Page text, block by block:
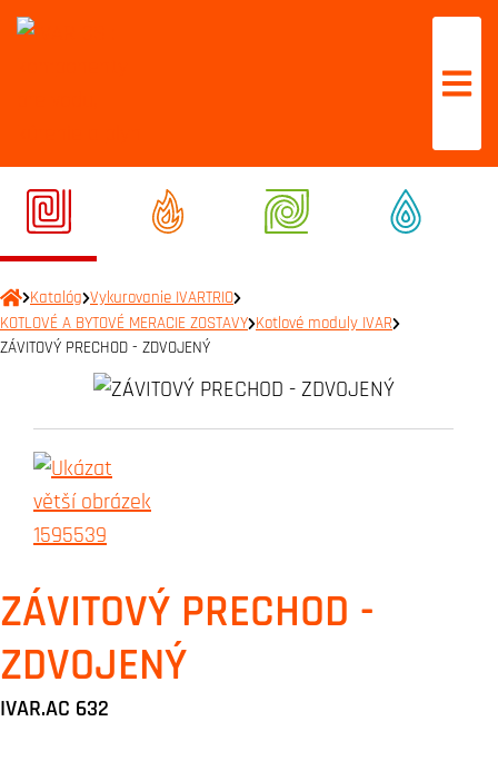
Katalóg Vykurovanie IVARTRIO
KOTLOVÉ A BYTOVÉ MERACIE ZOSTAVY Kotlové moduly IVAR
ZÁVITOVÝ PRECHOD - ZDVOJENÝ
ZÁVITOVÝ PRECHOD -
ZDVOJENÝ
IVAR.AC 632